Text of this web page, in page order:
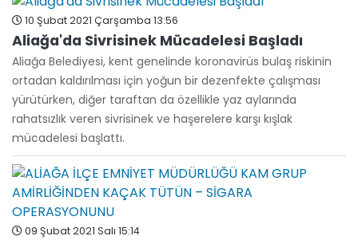
10 Şubat 2021 Çarşamba 13:56
Aliağa'da Sivrisinek Mücadelesi Başladı
Aliağa Belediyesi, kent genelinde koronavirüs bulaş riskinin
ortadan kaldırılması için yoğun bir dezenfekte çalışması
yürütürken, diğer taraftan da özellikle yaz aylarında
rahatsızlık veren sivrisinek ve haşerelere karşı kışlak
mücadelesi başlattı.
09 Şubat 2021 Salı 15:14